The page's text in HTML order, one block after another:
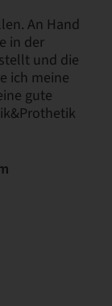
An Hand
in der
und die
ich meine
gute